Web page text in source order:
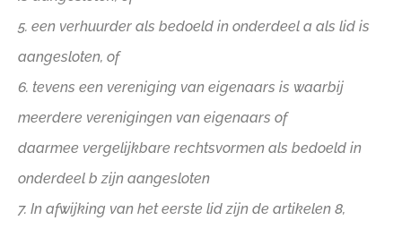
5. een verhuurder als bedoeld in onderdeel a als lid is
aangesloten, of
6. tevens een vereniging van eigenaars is waarbij
meerdere verenigingen van eigenaars of
daarmee vergelijkbare rechtsvormen als bedoeld in
onderdeel b zijn aangesloten
7. In afwijking van het eerste lid zijn de artikelen 8,